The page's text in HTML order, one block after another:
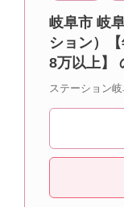
岐阜市 岐
ション）
8万以上】
ステーション